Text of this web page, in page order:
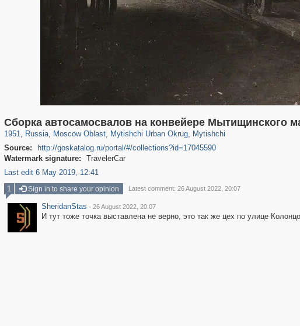
Сборка автосамосвалов на конвейере Мытищинского
1951, Russia
1,406,849 29,243
, Moscow Oblast
96,438 1,691
, Mytishchi Urban Okrug
3,146 38
, Mytishchi
1,403 19
Source:
http://goskatalog.ru/portal/#/collections?id=17045590
Watermark signature:
TravelerCar
Last edit 6 May 2019, 12:41
1 Sign in to share your opinion Latest comment: 26 August 2022, 20:07
SheridanStas · 26 August 2022, 20:07
И тут тоже точка выставлена не верно, это так же цех по улице